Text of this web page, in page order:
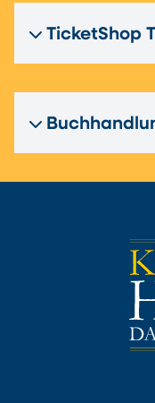
TicketShop